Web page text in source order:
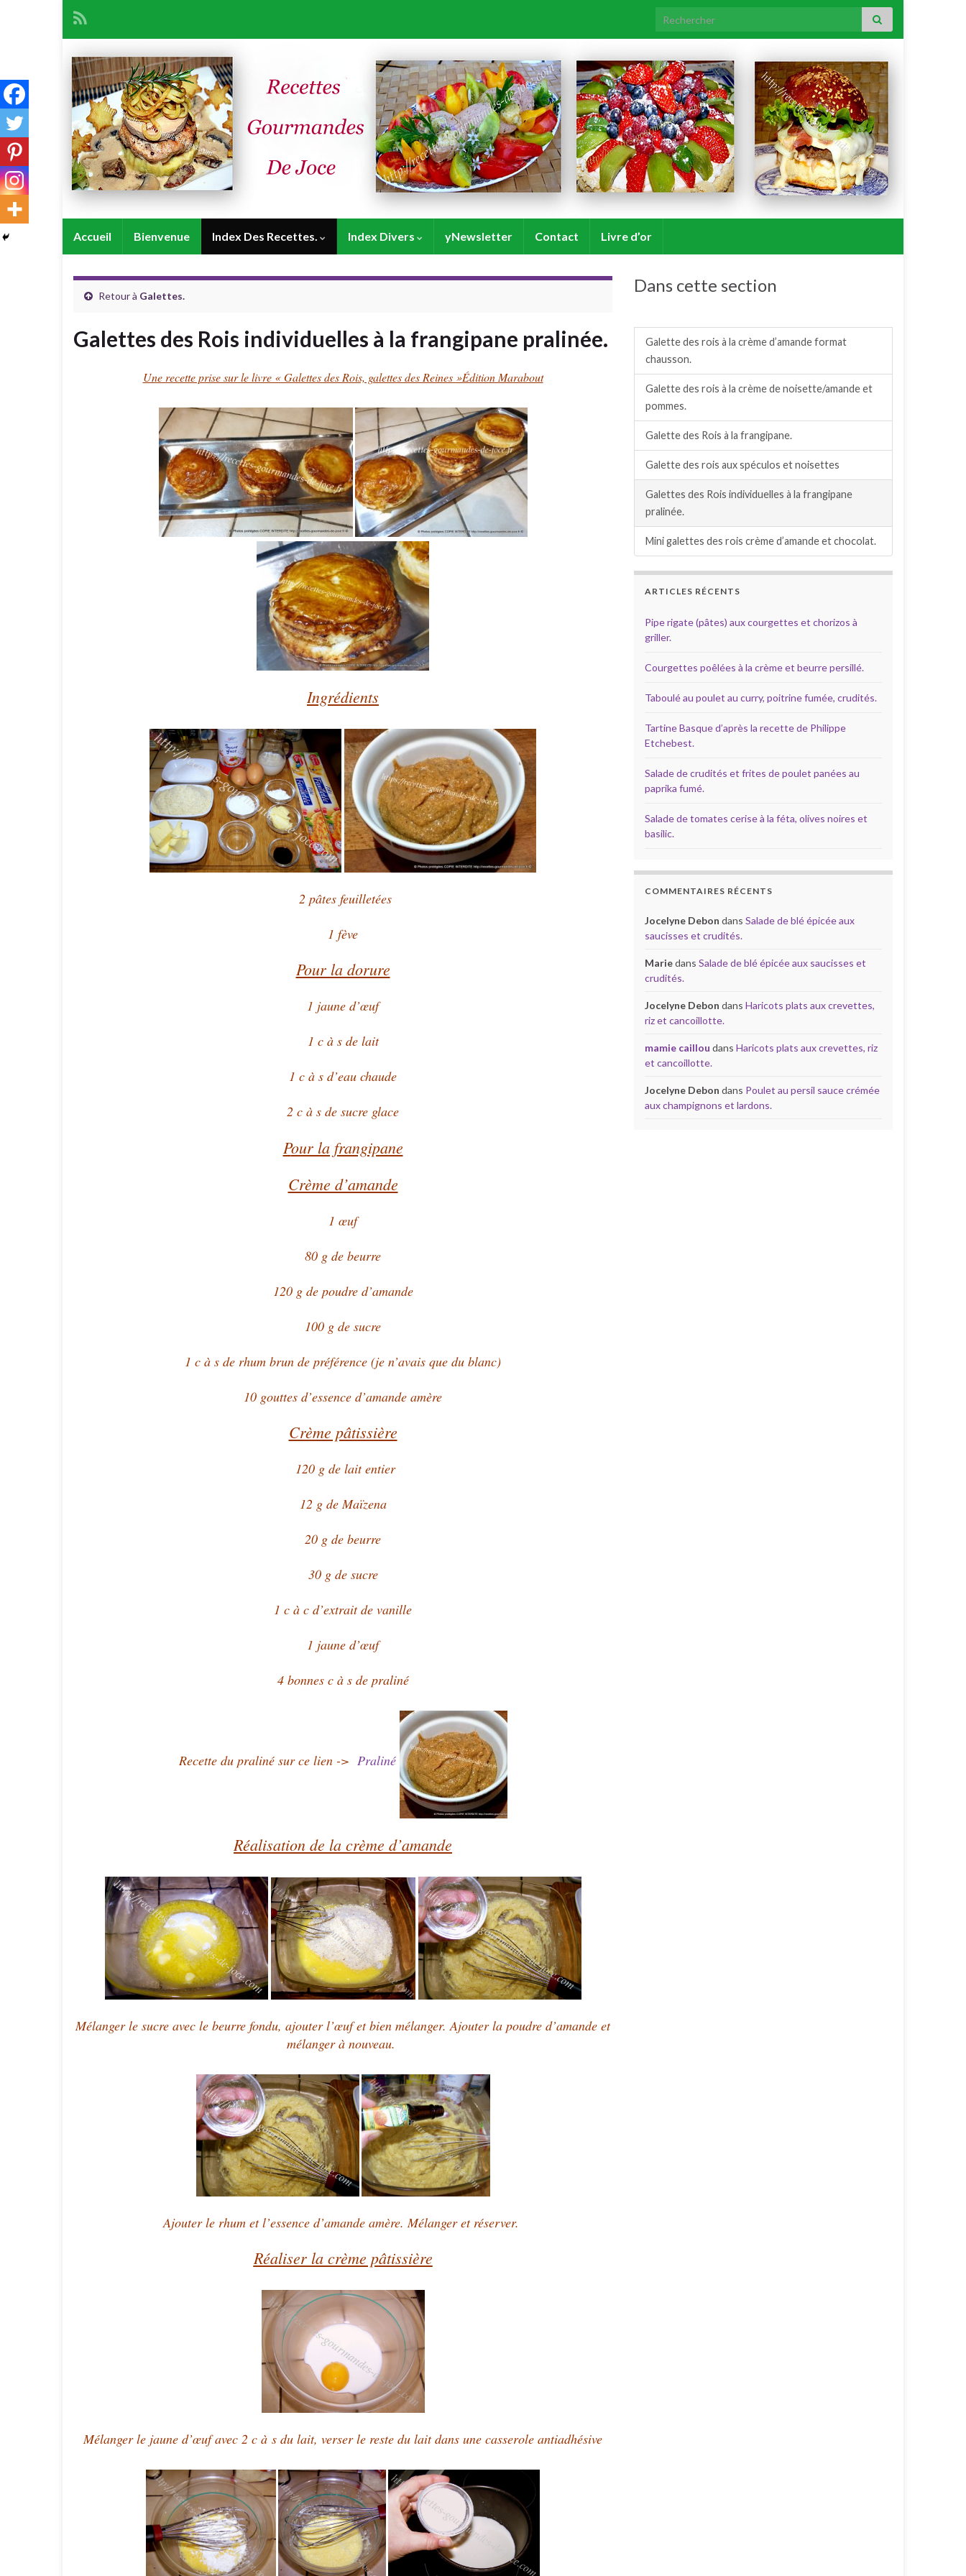
Search for:
Accueil Bienvenue Index Des Recettes. Index Divers yNewsletter Contact Livre d’or
Retour à Galettes.
Galettes des Rois individuelles à la frangipane pralinée.
Une recette prise sur le livre « Galettes des Rois, galettes des Reines »Édition Marabout
Ingrédients
2 pâtes feuilletées
1 fève
Pour la dorure
1 jaune d’œuf
1 c à s de lait
1 c à s d’eau chaude
2 c à s de sucre glace
Pour la frangipane
Crème d’amande
1 œuf
80 g de beurre
120 g de poudre d’amande
100 g de sucre
1 c à s de rhum brun de préférence (je n’avais que du blanc)
10 gouttes d’essence d’amande amère
Crème pâtissière
120 g de lait entier
12 g de Maïzena
20 g de beurre
30 g de sucre
1 c à c d’extrait de vanille
1 jaune d’œuf
4 bonnes c à s de praliné
Recette du praliné sur ce lien -> Praliné
Réalisation de la crème d’amande
Mélanger le sucre avec le beurre fondu, ajouter l’œuf et bien mélanger. Ajouter la poudre d’amande et
mélanger à nouveau.
Ajouter le rhum et l’essence d’amande amère. Mélanger et réserver.
Réaliser la crème pâtissière
Mélanger le jaune d’œuf avec 2 c à s du lait, verser le reste du lait dans une casserole antiadhésive
Dans cette section
Galette des rois à la crème d’amande format
chausson.
Galette des rois à la crème de noisette/amande et
pommes.
Galette des Rois à la frangipane.
Galette des rois aux spéculos et noisettes
Galettes des Rois individuelles à la frangipane
pralinée.
Mini galettes des rois crème d’amande et chocolat.
ARTICLES RÉCENTS
Pipe rigate (pâtes) aux courgettes et chorizos à
griller.
Courgettes poêlées à la crème et beurre persillé.
Taboulé au poulet au curry, poitrine fumée, crudités.
Tartine Basque d’après la recette de Philippe
Etchebest.
Salade de crudités et frites de poulet panées au
paprika fumé.
Salade de tomates cerise à la féta, olives noires et
basilic.
COMMENTAIRES RÉCENTS
Jocelyne Debon dans Salade de blé épicée aux
saucisses et crudités.
Mariedans Salade de blé épicée aux saucisses et
crudités.
Jocelyne Debon dans Haricots plats aux crevettes,
riz et cancoillotte.
mamie caillou dans Haricots plats aux crevettes, riz
et cancoillotte.
Jocelyne Debon dans Poulet au persil sauce crémée
aux champignons et lardons.